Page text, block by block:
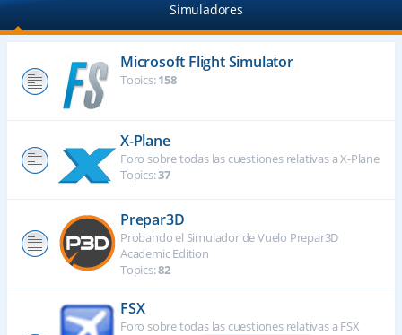
Simuladores
Microsoft Flight Simulator
Topics:158
X-Plane
Foro sobre todas las cuestiones relativas a X-Plane
Topics:37
Prepar3D
Probando el Simulador de Vuelo Prepar3D
Academic Edition
Topics:82
FSX
Foro sobre todas las cuestiones relativas a FSX